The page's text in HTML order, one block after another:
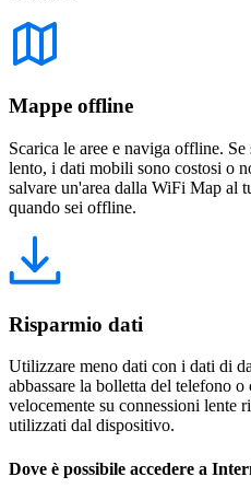
Mappe offline
Scarica le aree e naviga offline.
lento, i dati mobili sono costosi o
salvare un'area dalla WiFi Map al
quando sei offline.
Risparmio dati
Utilizzare meno dati con i dati di
abbassare la bolletta del telefono
velocemente su connessioni lente
utilizzati dal dispositivo.
Dove è possibile accedere a